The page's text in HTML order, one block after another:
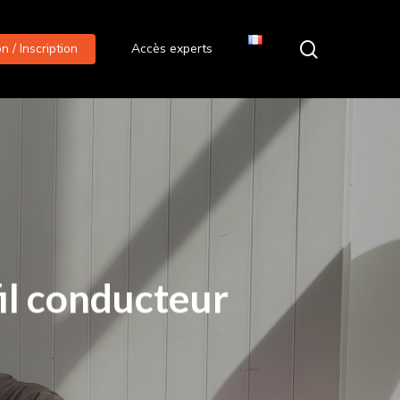
/ Inscription Accès experts
conducteur